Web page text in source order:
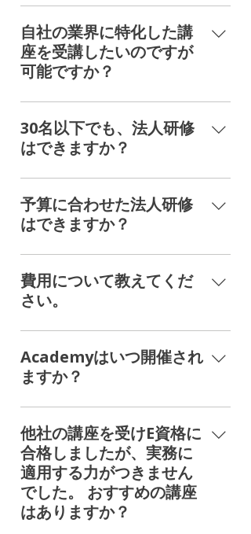
いたします。 プロジェクトワークシ
ョップを開催しない講座は約2~3か
月、 プロジェクトワークショップを
開催する講座は約4~12か月での開催
の事例がございます。
すべての講座はオンラインに対応し
ております。
自社の業界に特化した講
座を受講したいのですが
可能ですか？
可能です。各業界、レベルに合わせ
て講座をカスタマイズさせて頂きま
すので、担当までご連絡ください。
30名以下でも、法人研修
はできますか？
30名以下でも、法人研修
（enterprise)を開催することは可能
です。 規模感やレベルに合わせて、
せていただきます。
予算に合わせた法人研修
はできますか？
規模間や内容によりますが、検討さ
せていただきます。 受講者数などに
より、割引が適用できる場合もござ
い。
費用について教えてくだ
さい。
iLect AcademyのDL4E講座料金は1
名でご受講いただく場合は約36万
円、 3名以上でご受講いただく場合
ります。 法人研修を含む、その他の
講座につきましては、受講人数や講
座内容により変動いたしますので、
お問い合わせください。
Academyはいつ開催され
ますか？
iLect Academy DL4E講座は、E資格
受験期間に合わせ、毎年10月から1月
にかけて開催することが多くなって
おります。 その他の時期について
も、不定期で開催しておりますの
で、お気軽にお問い合わせくださ
い。 AI4PMを含む、その他の講座に
他社の講座を受けE資格に
合格しましたが、実務に
適用する力がつきません
でした。 おすすめの講座
はありますか？